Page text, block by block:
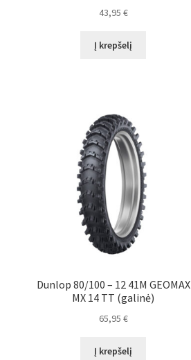
43,95 €
Į krepšelį
Dunlop 80/100 – 12 41M GEOMAX
MX 14 TT (galinė)
65,95 €
Į krepšelį